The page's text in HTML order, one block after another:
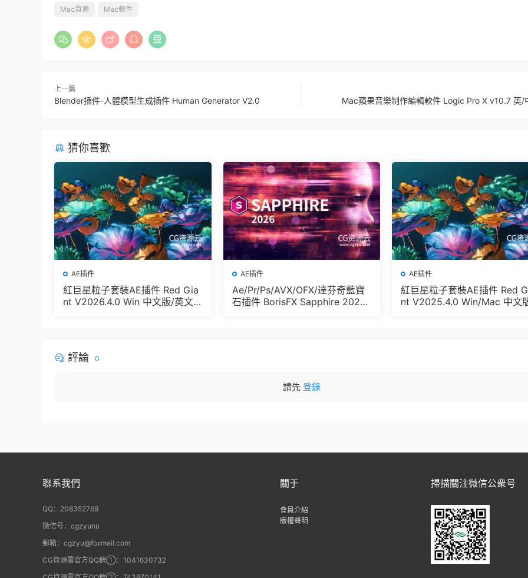
Mac資源 Mac軟件
上一篇
Blender插件-人體模型生成插件 Human Generator V2.0 Mac蘋果音樂制作編輯軟件 Logic Pro X v10.7 英/
猜你喜歡
AE插件
紅巨星粒子套裝AE插件 Red Gia
nt V2026.4.0 Win 中文版/英文
AE插件
Ae/Pr/Ps/AVX/OFX/達芬奇藍寶
石插件 BorisFX Sapphire 2026
AE插件
紅巨星粒子套裝AE插件 Red
nt V2025.4.0 Win/Mac 中文
評論 0
請先 登錄
聯系我們
QQ：208352769
微信号：cgzyunu
郵箱：cgzyu@foxmail.com
CG資源雲官方QQ群①：1041630732
關于
會員介紹
版權聲明
掃描關注微信公衆号